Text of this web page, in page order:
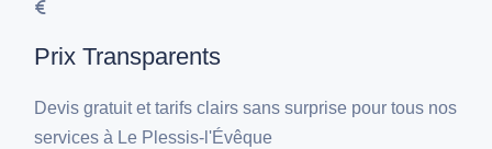
Prix Transparents
Devis gratuit et tarifs clairs sans surprise pour tous nos
services à Le Plessis-l'Évêque